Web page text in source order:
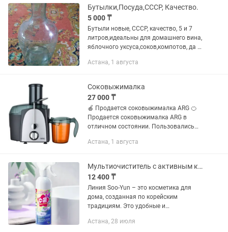
экономичные...
Бутылки,Посуда,СССР, Качество.
5 000 ₸
Бутыли новые, СССР, качество, 5 и 7
литров,идеальны для домашнего вина,
яблочного уксуса,соков,компотов, да и
использовать! 5л- 5000тнг; 7л- 7000тнг.
Астана, 1 августа
Соковыжималка
27 000 ₸
🍎 Продается соковыжималка ARG 🍊
Продается соковыжималка ARG в
отличном состоянии. Пользовались
практически как новая. Работает без
Астана, 1 августа
Мультиочиститель с активным кислородом Soo-Yun набор 10шт
12 400 ₸
Линия Soo-Yun – это косметика для
дома, созданная по корейским
традициям. Это удобные и
простой, быстрой и приятной уборки.
Астана, 28 июля